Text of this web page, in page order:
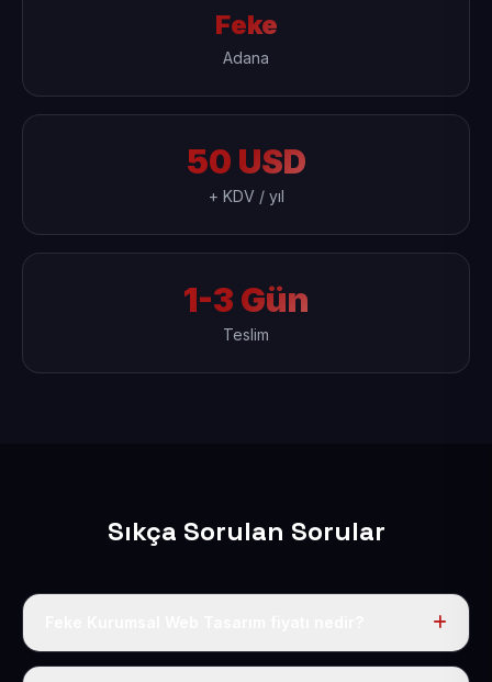
Feke
Adana
50 USD
+ KDV / yıl
1-3 Gün
Teslim
Sıkça Sorulan Sorular
Tek fiyat uygulanır: yıllık 50 USD + KDV. Bu bedele alan